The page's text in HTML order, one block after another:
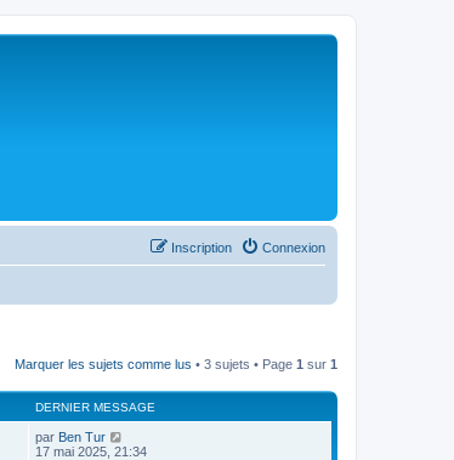
Connexion
Inscription
Marquer les sujets comme lus • 3 sujets • Page 1 sur 1
DERNIER MESSAGE
par Ben Tur
17 mai 2025, 21:34